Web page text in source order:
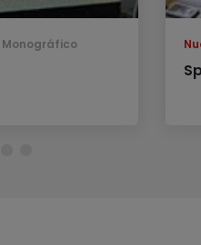
Monográfico